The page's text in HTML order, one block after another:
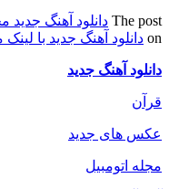
The post دانلود آهنگ جدید
on دانلود آهنگ جدید با
دانلود آهنگ جدید
قرآن
عکس های جدید
مجله اتومبیل